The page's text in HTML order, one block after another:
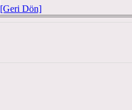
[Geri Dön]